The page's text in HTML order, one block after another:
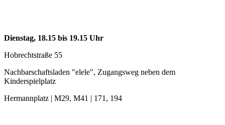
Dienstag, 18.15 bis 19.15 Uhr
Hobrechtstraße 55
Nachbarschaftsladen "elele", Zugangsweg neben dem
Kinderspielplatz
Hermannplatz | M29, M41 | 171, 194